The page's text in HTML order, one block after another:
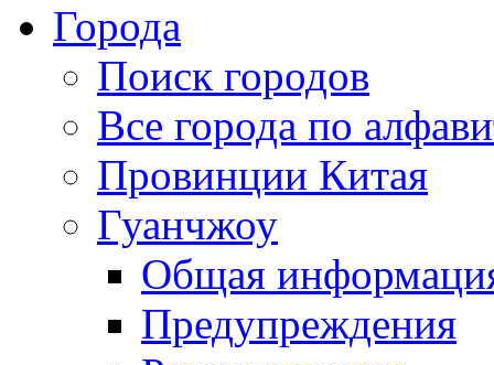
Города
Поиск городов
Все города по
Провинции Китая
Гуанчжоу
Общая
Предупреждения